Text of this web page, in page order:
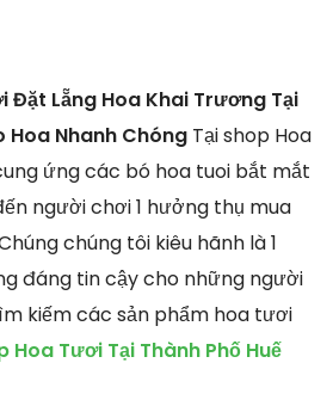
Đặt Lẵng Hoa Khai Trương Tại
Hoa Nhanh Chóng Tại shop Hoa
ứng các bó hoa tuoi bắt mắt
người chơi 1 hưởng thụ mua
chúng tôi kiêu hãnh là 1
đáng tin cậy cho những người
kiếm các sản phẩm hoa tươi
Hoa Tươi Tại Thành Phố Huế